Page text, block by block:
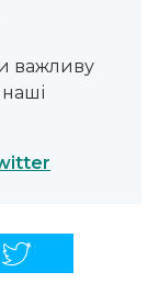
важливу